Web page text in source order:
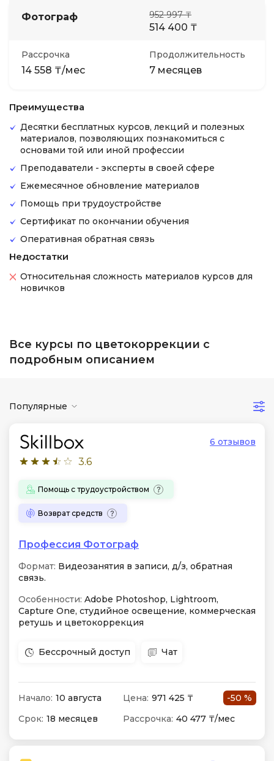
Фотограф 952 997 ₸
514 400 ₸
Рассрочка
14 558 ₸/мес
Продолжительность
7 месяцев
Преимущества
Десятки бесплатных курсов, лекций и полезных
материалов, позволяющих познакомиться с
основами той или иной профессии
Преподаватели - эксперты в своей сфере
Ежемесячное обновление материалов
Помощь при трудоустройстве
Сертификат по окончании обучения
Оперативная обратная связь
Недостатки
Относительная сложность материалов курсов для
новичков
Все курсы по цветокоррекции с
подробным описанием
Популярные
3.6
6 отзывов
Помощь с трудоустройством
Возврат средств
Профессия Фотограф
Формат: Видеозанятия в записи, д/з, обратная
связь.
Особенности: Adobe Photoshop, Lightroom,
Capture One, студийное освещение, коммерческая
ретушь и цветокоррекция
Бессрочный доступ Чат
Начало: 10 августа Цена: 971 425 ₸
-50 %
Срок: 18 месяцев Рассрочка: 40 477 ₸/мес